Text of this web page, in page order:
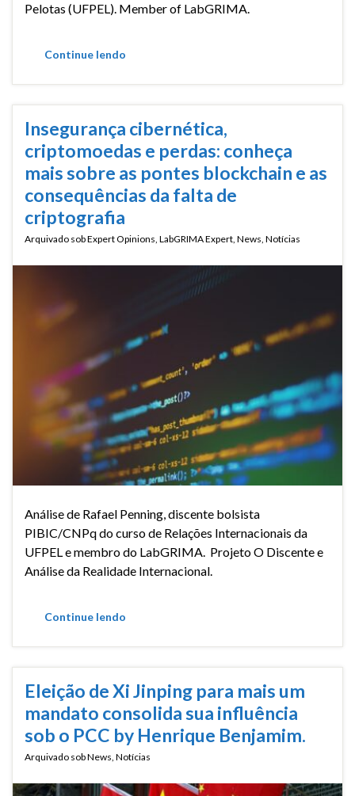
Pelotas (UFPEL). Member of LabGRIMA.
Continue lendo
Insegurança cibernética,
criptomoedas e perdas: conheça
mais sobre as pontes blockchain e as
consequências da falta de
criptografia
Arquivado sobExpert Opinions, LabGRIMA Expert, News, Notícias
Análise de Rafael Penning, discente bolsista
PIBIC/CNPq do curso de Relações Internacionais da
UFPEL e membro do LabGRIMA. Projeto O Discente e
Análise da Realidade Internacional.
Continue lendo
Eleição de Xi Jinping para mais um
mandato consolida sua influência
sob o PCC by Henrique Benjamim.
Arquivado sobNews Notícias